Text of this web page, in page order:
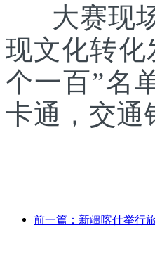
大赛现场
现文化转化
个一百”名
卡通，交通